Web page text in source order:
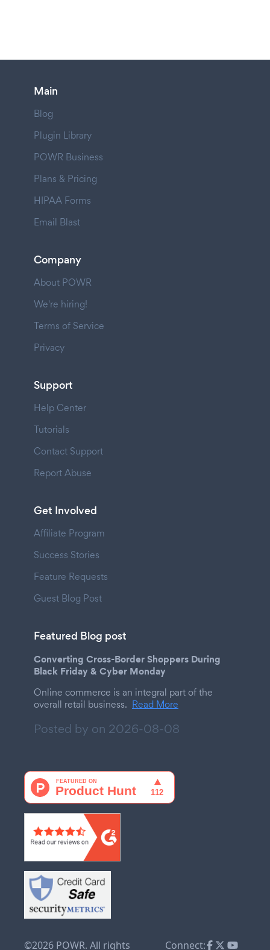
Main
Blog
Plugin Library
POWR Business
Plans & Pricing
HIPAA Forms
Email Blast
Company
About POWR
We're hiring!
Terms of Service
Privacy
Support
Help Center
Tutorials
Contact Support
Report Abuse
Get Involved
Affiliate Program
Success Stories
Feature Requests
Guest Blog Post
Featured Blog post
Converting Cross-Border Shoppers During
Black Friday & Cyber Monday
Online commerce is an integral part of the
overall retail business. Read More
Posted by on 2026-08-08
©2026 POWR. All rights Connect: